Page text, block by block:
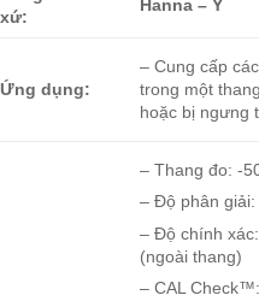
xứ:
Hanna – Ý
Ứng dụng:
– Cung cấp
trong một
hoặc bị ngưng
– Thang đo: -
– Độ phân giải:
– Độ chính
(ngoài thang)
– CAL